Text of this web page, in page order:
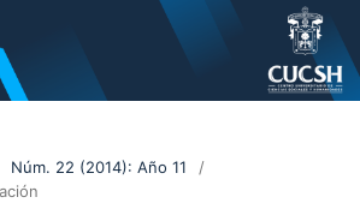
Núm. 22 (2014): Año 11
/